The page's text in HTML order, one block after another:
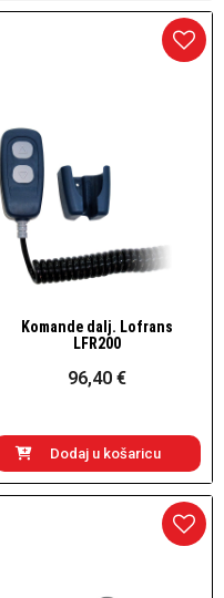
Brzi pogled
Komande dalj. Lofrans
LFR200
96,40 €
Dodaj u košaricu